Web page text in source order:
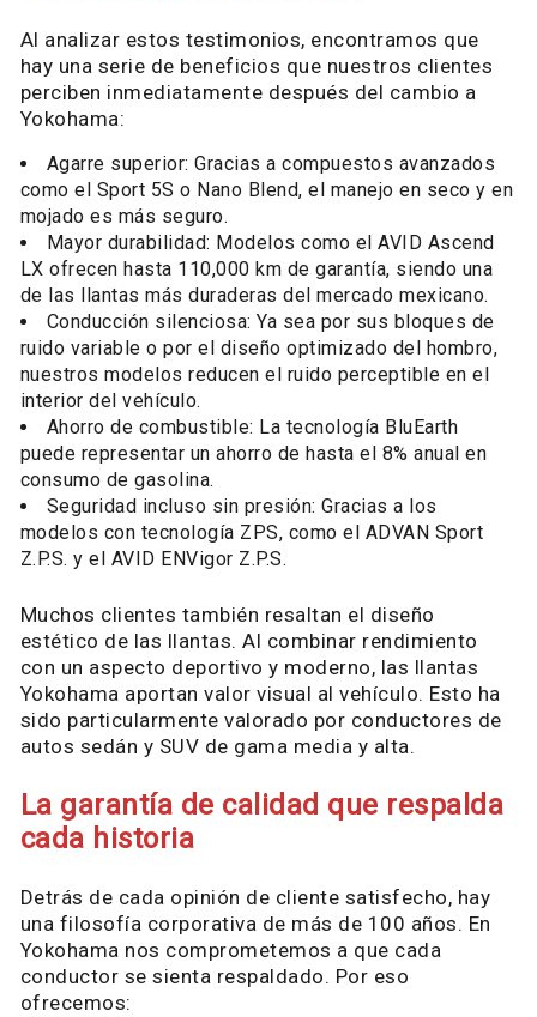
Al analizar estos testimonios, encontramos que
hay una serie de beneficios que nuestros clientes
perciben inmediatamente después del cambio a
Yokohama:
Agarre superior: Gracias a compuestos avanzados
como el Sport 5S o Nano Blend, el manejo en seco y en
mojado es más seguro.
Mayor durabilidad: Modelos como el AVID Ascend
LX ofrecen hasta 110,000 km de garantía, siendo una
de las llantas más duraderas del mercado mexicano.
Conducción silenciosa: Ya sea por sus bloques de
ruido variable o por el diseño optimizado del hombro,
nuestros modelos reducen el ruido perceptible en el
interior del vehículo.
Ahorro de combustible: La tecnología BluEarth
puede representar un ahorro de hasta el 8% anual en
consumo de gasolina.
Seguridad incluso sin presión: Gracias a los
modelos con tecnología ZPS, como el ADVAN Sport
Z.P.S. y el AVID ENVigor Z.P.S.
Muchos clientes también resaltan el diseño
estético de las llantas. Al combinar rendimiento
con un aspecto deportivo y moderno, las llantas
Yokohama aportan valor visual al vehículo. Esto ha
sido particularmente valorado por conductores de
autos sedán y SUV de gama media y alta.
La garantía de calidad que respalda
cada historia
Detrás de cada opinión de cliente satisfecho, hay
una filosofía corporativa de más de 100 años. En
Yokohama nos comprometemos a que cada
conductor se sienta respaldado. Por eso
ofrecemos: